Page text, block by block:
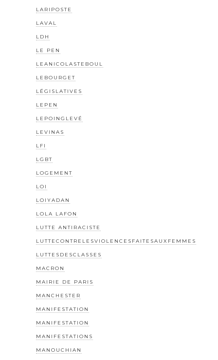
LARIPOSTE
LAVAL
LDH
LE PEN
LEANICOLASTEBOUL
LEBOURGET
LÉGISLATIVES
LEPEN
LEPOINGLEVÉ
LEVINAS
LFI
LGBT
LOGEMENT
LOI
LOIYADAN
LOLA LAFON
LUTTE ANTIRACISTE
LUTTECONTRELESVIOLENCESFAITESAUXFEMMES
LUTTESDESCLASSES
MACRON
MAIRIE DE PARIS
MANCHESTER
MANIFESTATION
MANIFESTATION
MANIFESTATIONS
MANOUCHIAN